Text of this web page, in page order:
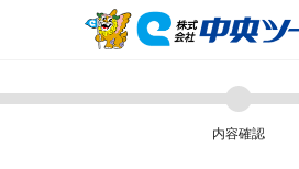
内容確認